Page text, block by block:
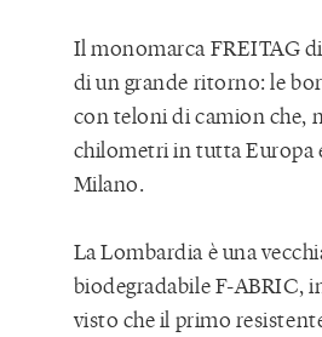
Il monomarca FREITAG
di un grande ritorno: le
con teloni di camion che,
chilometri in tutta Europa
Milano.
La Lombardia è una
biodegradabile F-ABRIC,
visto che il primo